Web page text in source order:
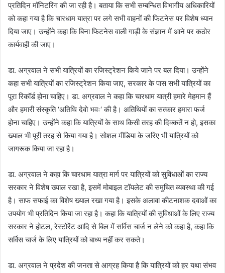
प्रतिदिन मॉनिटरिंग की जा रही है। बताया कि सभी सम्बन्धित विभागीय अधिकारियों
को कहा गया है कि चारधाम यात्रा पर लगे सभी वाहनों की फिटनेस पर विशेष ध्यान
दिया जाए। उन्होंने कहा कि बिना फिटनेस वाली गाड़ी के संज्ञान में आने पर कठोर
कार्यवाही की जाए।
डा. अग्रवाल ने सभी यात्रियों का रजिस्ट्रेशन किये जाने पर बल दिया। उन्होंने
कहा सभी यात्रियों का रजिस्ट्रेशन किया जाए, सरकार के पास सभी यात्रियों का
पूरा रिकॉर्ड होना चाहिए। डा. अग्रवाल ने कहा कि चारधाम यात्री हमारे मेहमान हैं
और हमारी संस्कृति ‘अतिथि देवो भवः‘ की है। अतिथियों का सत्कार हमारा फर्ज
होना चाहिए। उन्होंने कहा कि यात्रियों के साथ किसी तरह की दिक्कतें न हो, इसका
ख्याल भी पूरी तरह से किया गया है। सोशल मीडिया के जरिए भी यात्रियों को
जागरूक किया जा रहा है।
डा. अग्रवाल ने कहा कि चारधाम यात्रा मार्ग पर यात्रियों को सुविधाओं का राज्य
सरकार ने विशेष ख्याल रखा है, इसमें मोबाइल टॉयलेट की समुचित व्यवस्था की गई
है। साफ सफाई का विशेष ख्याल रखा गया है। इसके अलावा कीटनाशक दवाओं का
उपयोग भी प्रतिदिन किया जा रहा है। कहा कि यात्रियों की सुविधाओं के लिए राज्य
सरकार ने होटल, रेस्टोरेंट आदि से बिल में सर्विस चार्ज न लेने को कहा है, कहा कि
सर्विस चार्ज के लिए यात्रियों को बाध्य नहीं कर सकते।
डा. अग्रवाल ने प्रदेश की जनता से आग्रह किया है कि यात्रियों को हर यथा संभव